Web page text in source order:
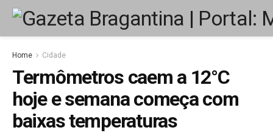
Home Cidade
Termômetros caem a 12°C
hoje e semana começa com
baixas temperaturas